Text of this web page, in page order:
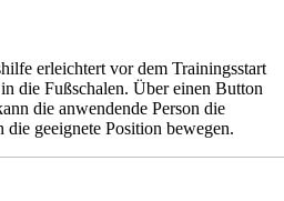
erleichtert vor dem Trainingsstart
die Fußschalen. Über einen Button
die anwendende Person die
die geeignete Position bewegen.